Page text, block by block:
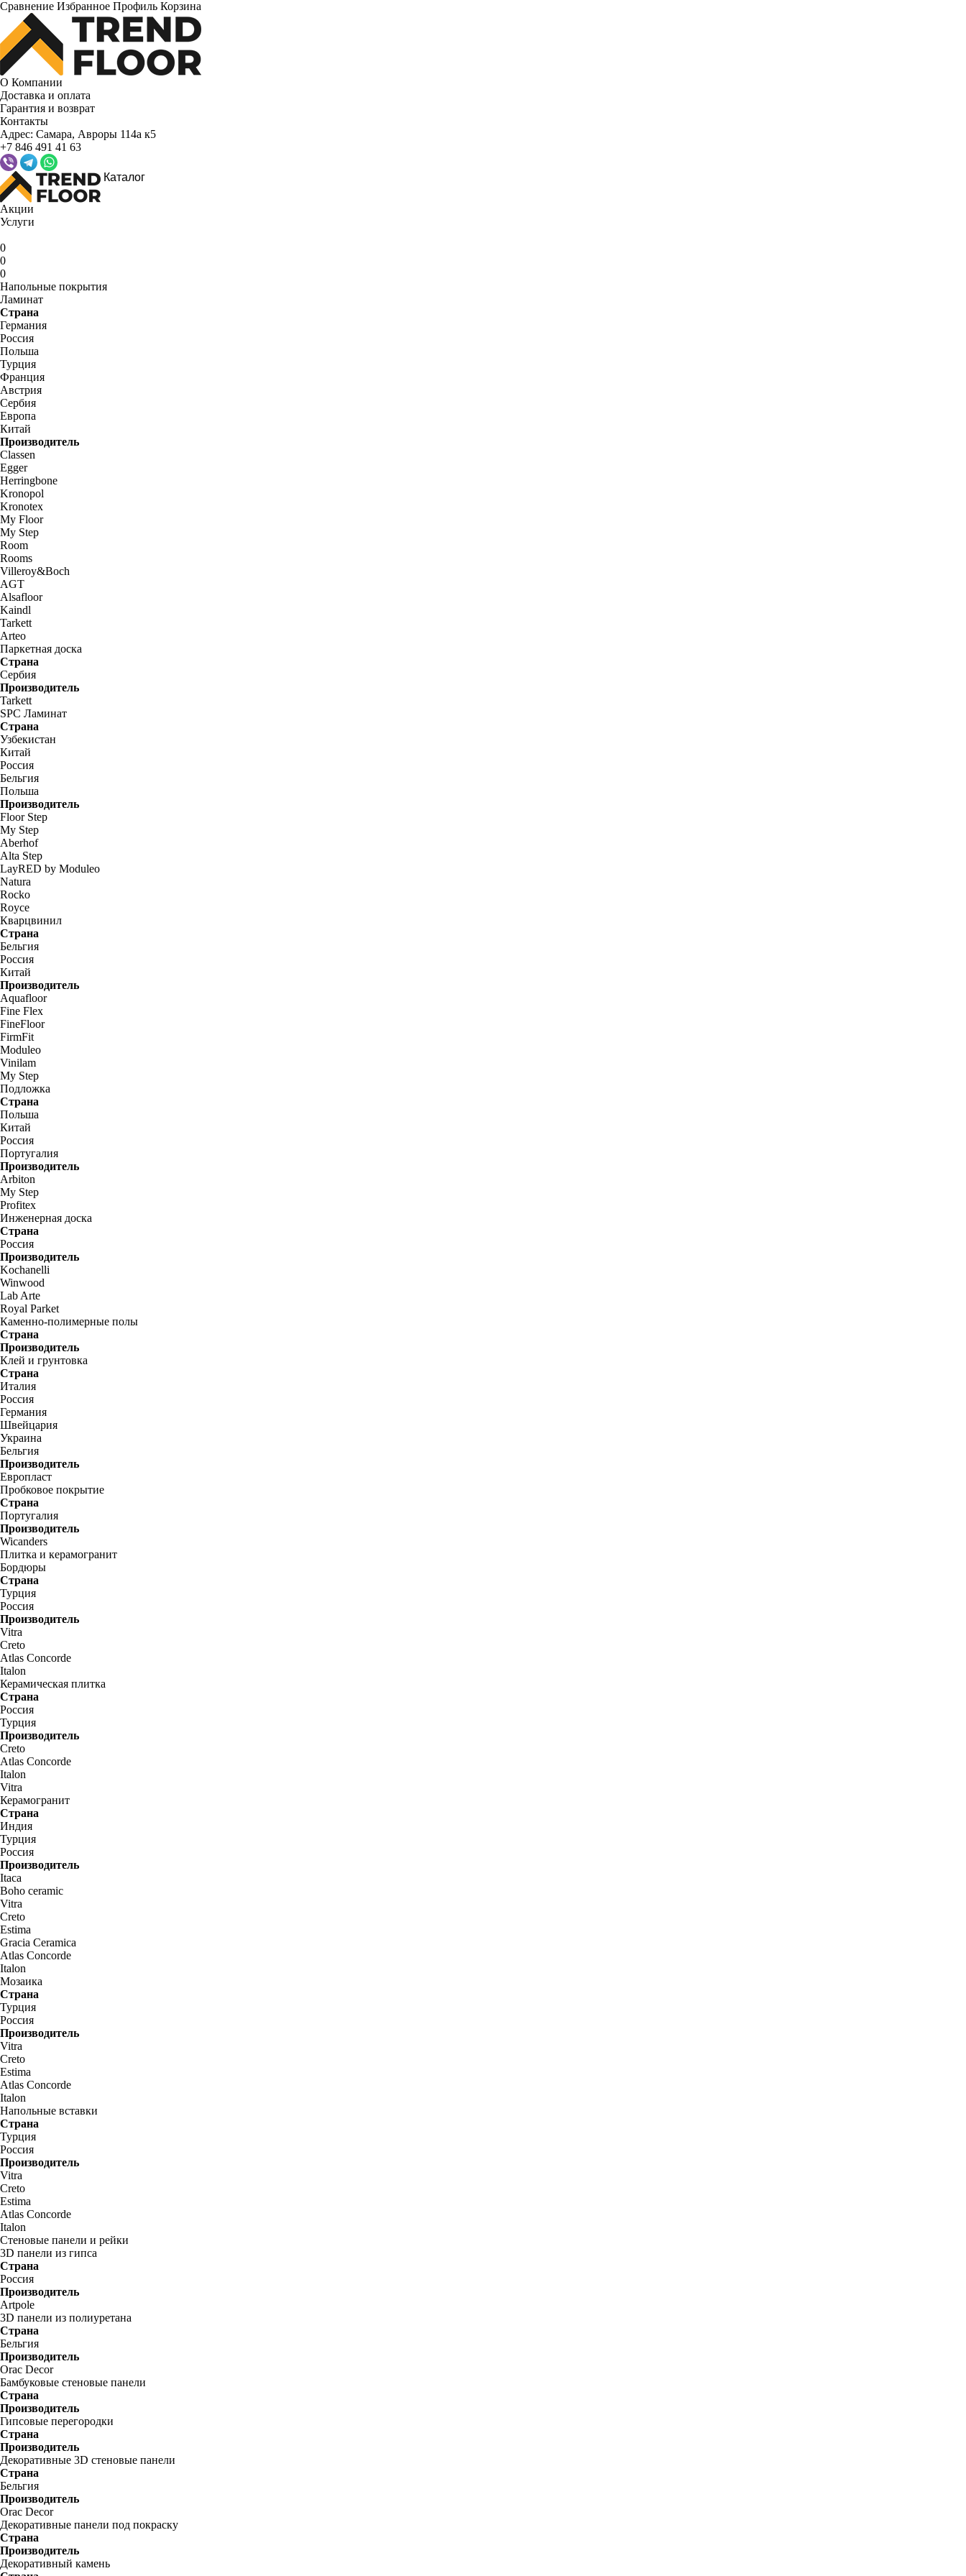
Сравнение Избранное Профиль Корзина
О Компании
Доставка и оплата
Гарантия и возврат
Контакты
Адрес: Самара, Авроры 114а к5
+7 846 491 41 63
Каталог
Акции
Услуги
0
0
0
Напольные покрытия
Ламинат
Страна
Германия
Россия
Польша
Турция
Франция
Австрия
Сербия
Европа
Китай
Производитель
Classen
Egger
Herringbone
Kronopol
Kronotex
My Floor
My Step
Room
Rooms
Villeroy&Boch
AGT
Alsafloor
Kaindl
Tarkett
Arteo
Паркетная доска
Страна
Сербия
Производитель
Tarkett
SPC Ламинат
Страна
Узбекистан
Китай
Россия
Бельгия
Польша
Производитель
Floor Step
My Step
Aberhof
Alta Step
LayRED by Moduleo
Natura
Rocko
Royce
Кварцвинил
Страна
Бельгия
Россия
Китай
Производитель
Aquafloor
Fine Flex
FineFloor
FirmFit
Moduleo
Vinilam
My Step
Подложка
Страна
Польша
Китай
Россия
Португалия
Производитель
Arbiton
My Step
Profitex
Инженерная доска
Страна
Россия
Производитель
Kochanelli
Winwood
Lab Arte
Royal Parket
Каменно-полимерные полы
Страна
Производитель
Клей и грунтовка
Страна
Италия
Россия
Германия
Швейцария
Украина
Бельгия
Производитель
Европласт
Пробковое покрытие
Страна
Португалия
Производитель
Wicanders
Плитка и керамогранит
Бордюры
Страна
Турция
Россия
Производитель
Vitra
Creto
Atlas Concorde
Italon
Керамическая плитка
Страна
Россия
Турция
Производитель
Creto
Atlas Concorde
Italon
Vitra
Керамогранит
Страна
Индия
Турция
Россия
Производитель
Itaca
Boho ceramic
Vitra
Creto
Estima
Gracia Ceramica
Atlas Concorde
Italon
Мозаика
Страна
Турция
Россия
Производитель
Vitra
Creto
Estima
Atlas Concorde
Italon
Напольные вставки
Страна
Турция
Россия
Производитель
Vitra
Creto
Estima
Atlas Concorde
Italon
Стеновые панели и рейки
3D панели из гипса
Страна
Россия
Производитель
Artpole
3D панели из полиуретана
Страна
Бельгия
Производитель
Orac Decor
Бамбуковые стеновые панели
Страна
Производитель
Гипсовые перегородки
Страна
Производитель
Декоративные 3D стеновые панели
Страна
Бельгия
Производитель
Orac Decor
Декоративные панели под покраску
Страна
Производитель
Декоративный камень